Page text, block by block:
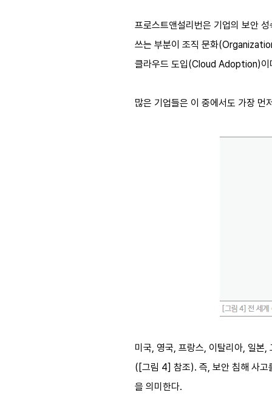
프로스트앤설리번은 기업의 보안
쓰는 부분이 조직 문화
클라우드 도입(Cloud Adoption)이
많은 기업들은 이 중에서도 가장 먼
미국, 영국, 프랑스, 이탈리아, 일본
([그림 4] 참조). 즉, 보안 침해 사고
을 의미한다.